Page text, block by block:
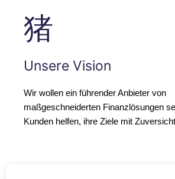
Unsere Vision
Wir wollen ein führender Anbieter von
maßgeschneiderten Finanzlösungen
Kunden helfen, ihre Ziele mit